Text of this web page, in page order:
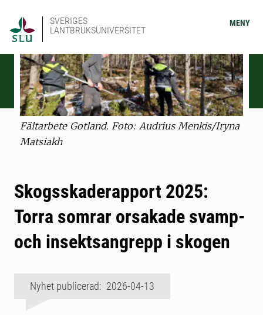
SVERIGES
LANTBRUKSUNIVERSITET
MENY
Fältarbete Gotland. Foto: Audrius Menkis/Iryna
Matsiakh
Skogsskaderapport 2025:
Torra somrar orsakade svamp-
och insektsangrepp i skogen
Nyhet publicerad: 2026-04-13